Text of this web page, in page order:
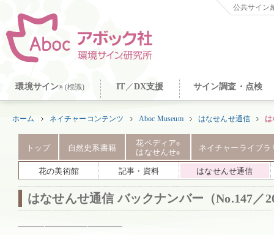
公共サイン
環境サイン® (標識) IT ／DX支援 サイン調査・点検
ホーム ネイチャーコンテンツ Aboc Museum はなせんせ通信
トップ 自然史系書籍
花ペディア®
はなせんせ®
ネイチャーライブラ
花の美術館 記事・資料 はなせんせ通信
はなせんせ通信 バックナンバー（No.147／
━━━━━━━━━━━━